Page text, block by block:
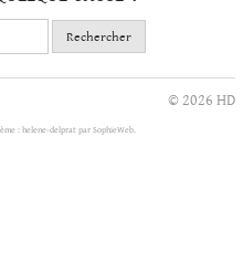
© 2026 HD
: helene-delprat par SophieWeb.